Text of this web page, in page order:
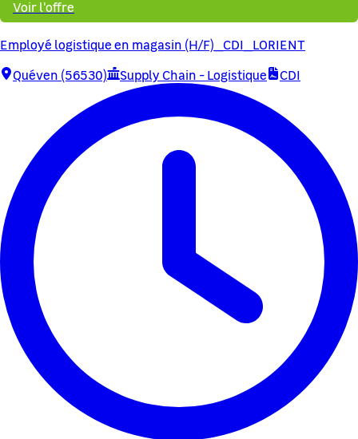
Voir l'offre
Employé logistique en magasin (H/F)_CDI_LORIENT
Quéven (56530)
Supply Chain - Logistique CDI